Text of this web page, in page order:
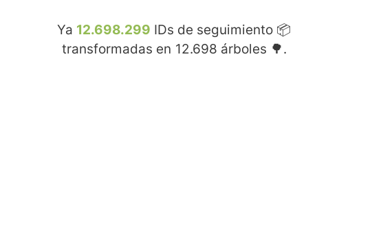
Ya 12.698.299 IDs de seguimiento 📦
transformadas en 12.698 árboles 🌳.